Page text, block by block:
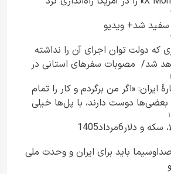
سفید شد+ ویدیو
دولت توان اجرای آن را نداشته
شد/ مصوبات سفرهای استانی در
است+ عکس
ایران: «اگر من برگردم و کار را تمام
بعضی‌ها دوست دارند، با پل‌ها خیلی
پل‌هایشان را در کمتر از یک
ویدیو
باید برای ایران و وحدت ملی